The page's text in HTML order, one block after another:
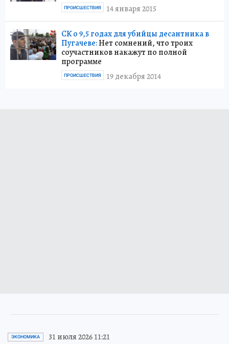
14 января 2015
ПРОИСШЕСТВИЯ
СК о 9,5 годах для убийцы десантника в
Пугачеве:Нет сомнений, что троих
соучастников накажут по полной
программе
19 декабря 2014
ПРОИСШЕСТВИЯ
ЭКОНОМИКА 31 июля 2026 11:21